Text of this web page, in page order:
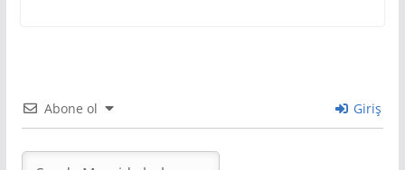
Abone ol Giriş